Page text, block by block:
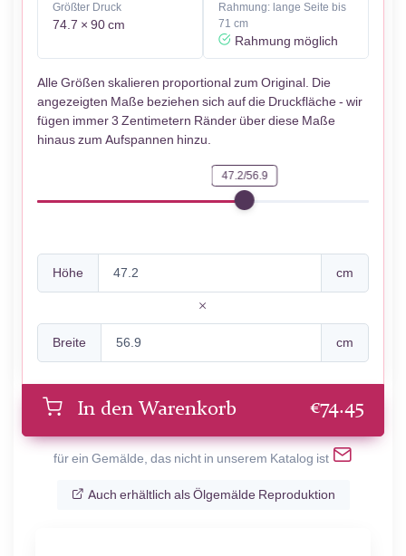
Größter Druck
74.7 × 90 cm
Rahmung: lange Seite bis
71 cm
Rahmung möglich
Alle Größen skalieren proportional zum Original. Die
angezeigten Maße beziehen sich auf die Druckfläche - wir
fügen immer 3 Zentimetern Ränder über diese Maße
hinaus zum Aufspannen hinzu.
47.2/56.9
Höhe cm
Breite cm
In den Warenkorb €74.45
für ein Gemälde, das nicht in unserem Katalog ist
Auch erhältlich als Ölgemälde Reproduktion